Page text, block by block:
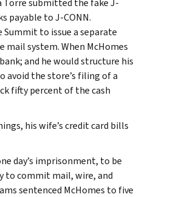
payable to J-CONN.
Summit to issue a separate
mail system. When McHomes
and he would structure his
avoid the store’s filing of a
fifty percent of the cash
his wife’s credit card bills
day’s imprisonment, to be
to commit mail, wire, and
sentenced McHomes to five